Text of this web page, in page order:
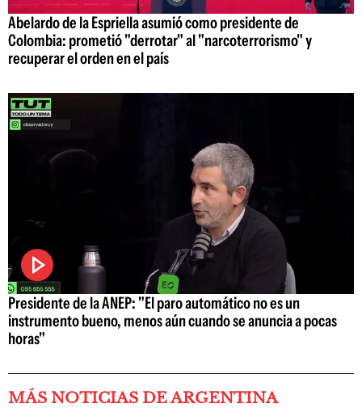
Abelardo de la Espriella asumió como presidente de
Colombia: prometió "derrotar" al "narcoterrorismo" y
recuperar el orden en el país
Presidente de la ANEP: "El paro automático no es un
instrumento bueno, menos aún cuando se anuncia a pocas
horas"
MÁS NOTICIAS DE ARGENTINA